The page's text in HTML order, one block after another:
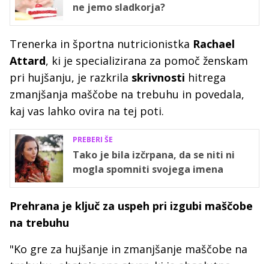
ne jemo sladkorja?
Trenerka in športna nutricionistka Rachael
Attard, ki je specializirana za pomoč ženskam
pri hujšanju, je razkrila skrivnosti hitrega
zmanjšanja maščobe na trebuhu in povedala,
kaj vas lahko ovira na tej poti.
PREBERI ŠE
Tako je bila izčrpana, da se niti ni
mogla spomniti svojega imena
Prehrana je ključ za uspeh pri izgubi maščobe
na trebuhu
"Ko gre za hujšanje in zmanjšanje maščobe na